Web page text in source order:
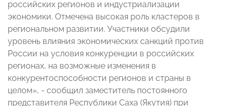
российских регионов и индустриализации
экономики. Отмечена высокая роль кластеров в
региональном развитии. Участники обсудили
уровень влияния экономических санкций против
России на условия конкуренции в российских
регионах, на возможные изменения в
конкурентоспособности регионов и страны в
целом», - сообщил заместитель постоянного
представителя Республики Саха (Якутия) при